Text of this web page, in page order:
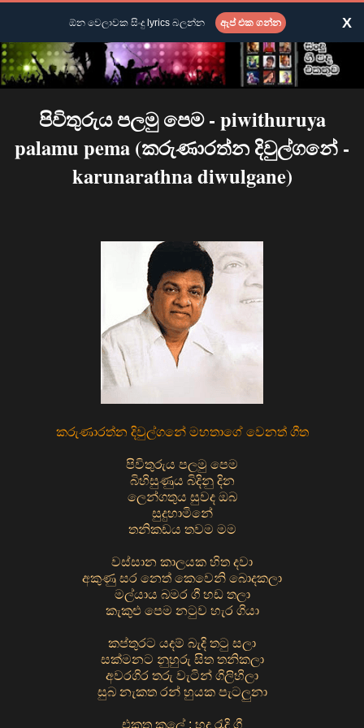
පිවිතුරුය පලමු පෙම - piwithuruya
palamu pema (කරුණාරත්න දිවුල්ගනේ -
karunarathna diwulgane)
කරුණාරත්න දිවුල්ගනේ මහතාගේ වෙනත් ගීත
පිවිතුරුය පලමු පෙම
බිහිසුණුය බිදිනු දින
ලෙන්ගතුය සුවද ඔබ
සුදුහාමිනේ
තනිකඩය තවම මම
වස්සාන කාලයක හිත දවා
අකුණු සර නෙත් කෙවෙනි බොදකලා
මල්යාය බමර ගී හඩ තලා
කැකුළු පෙම නටුව හැර ගියා
කප්තුරට යදම් බැදි තටු සලා
සක්මනට නුහුරු සිත තනිකලා
අවරගිර තරු වැටින් ගිලිහිලා
සුබ නැකත රන් හුයක පැටලුනා
එකතු කලේ : හද රැදි ගී
ඕන වෙලාවක සිංදු lyrics බලන්න ඇප් එක ගන්න X